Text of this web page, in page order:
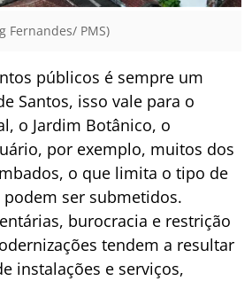
Fernandes/ PMS)
públicos é sempre um
Santos, isso vale para o
o Jardim Botânico, o
por exemplo, muitos dos
o que limita o tipo de
ser submetidos.
burocracia e restrição
tendem a resultar
instalações e serviços,